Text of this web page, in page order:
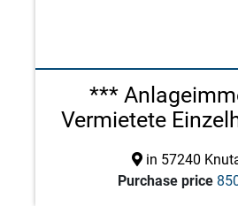
***
Vermietete
in 57240
Purchase price